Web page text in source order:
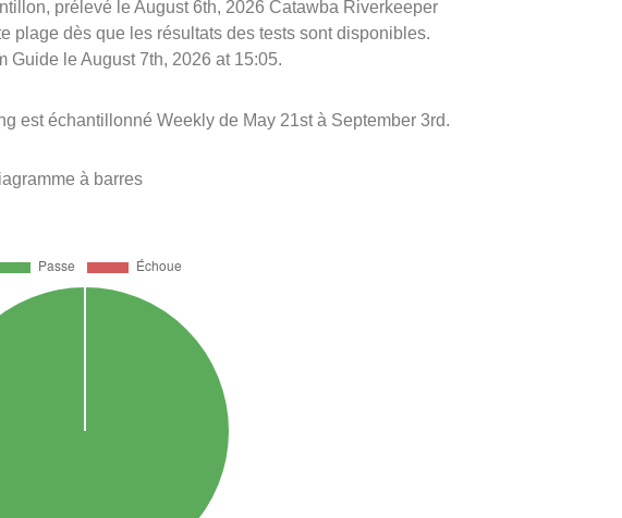
prélevé le August 6th, 2026 Catawba Riverkeeper
plage dès que les résultats des tests sont disponibles.
Guide le August 7th, 2026 at 15:05.
est échantillonné Weekly de May 21st à September 3rd.
à barres